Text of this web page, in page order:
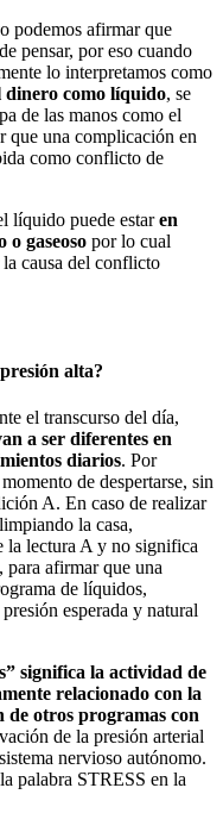
podemos afirmar que
pensar, por eso cuando
lo interpretamos como
como líquido, se
de las manos como el
que una complicación en
como conflicto de
líquido puede estaren
o gaseoso por lo cual
causa del conflicto
alta?
el transcurso del día,
a ser diferentes en
diarios. Por
de despertarse, sin
A. En caso de realizar
la casa,
la lectura A y no significa
para afirmar que una
de líquidos,
esperada y natural
significa la actividad de
relacionado con la
de otros programas con
de la presión arterial
nervioso autónomo.
palabra STRESS en la